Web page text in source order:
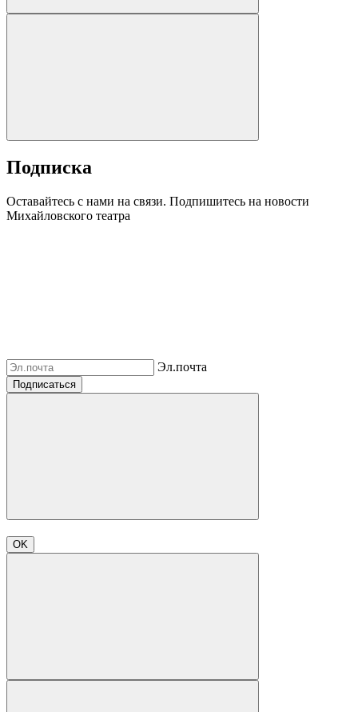
Подписка
Оставайтесь с нами на связи. Подпишитесь на новости
Михайловского театра
Эл.почта
Подписаться
OK